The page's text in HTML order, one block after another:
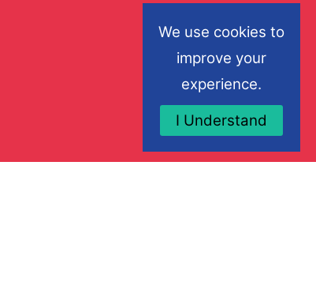
We use cookies to
improve your
experience.
I Understand